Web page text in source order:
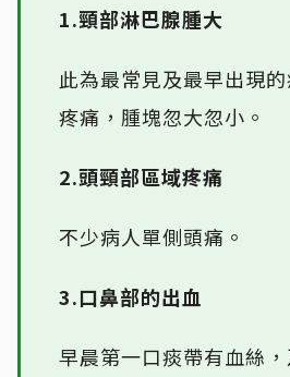
1.頸部淋巴腺腫大
此為最常見及最早出現
疼痛，腫塊忽大忽小。
2.頭頸部區域疼痛
不少病人單側頭痛。
3.口鼻部的出血
早晨第一口痰帶有血絲